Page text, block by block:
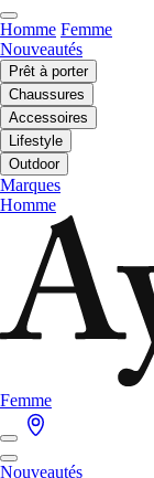
Homme Femme
Nouveautés
Prêt à porter
Chaussures
Accessoires
Lifestyle
Outdoor
Marques
Homme
Femme
Nouveautés